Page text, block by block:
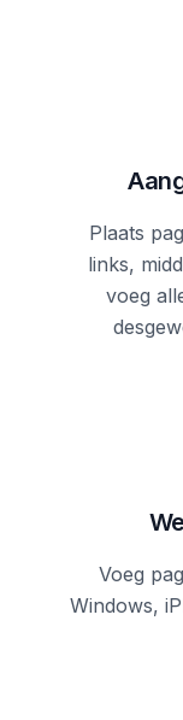
Plaats
links,
voeg
Voeg
Windows,